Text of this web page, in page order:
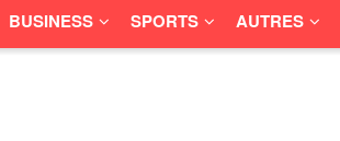
BUSINESS SPORTS AUTRES